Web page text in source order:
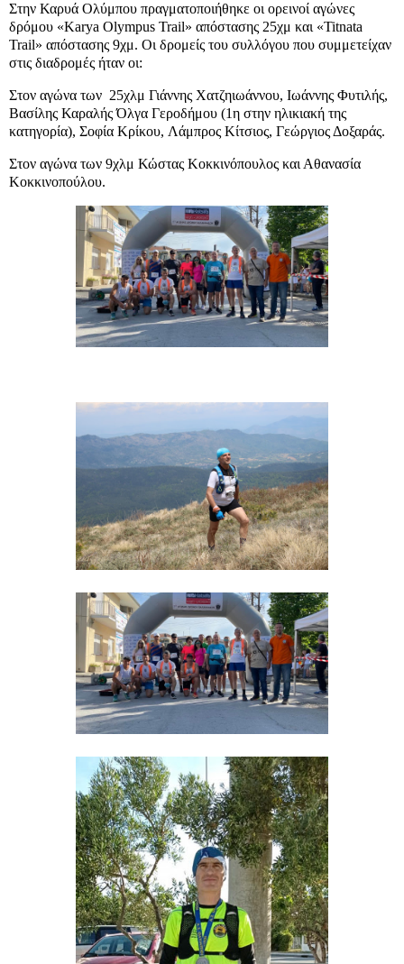
Στην Καρυά Ολύμπου πραγματοποιήθηκε οι ορεινοί αγώνες
δρόμου «Karya Olympus Trail» απόστασης 25χμ και «Titnata
Trail» απόστασης 9χμ. Οι δρομείς του συλλόγου που συμμετείχαν
στις διαδρομές ήταν οι:
Στον αγώνα των 25χλμ Γιάννης Χατζηιωάννου, Ιωάννης Φυτιλής,
Βασίλης Καραλής Όλγα Γεροδήμου (1η στην ηλικιακή της
κατηγορία), Σοφία Κρίκου, Λάμπρος Κίτσιος, Γεώργιος Δοξαράς.
Στον αγώνα των 9χλμ Κώστας Κοκκινόπουλος και Αθανασία
Κοκκινοπούλου.